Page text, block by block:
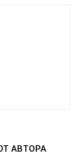
АВТОРА